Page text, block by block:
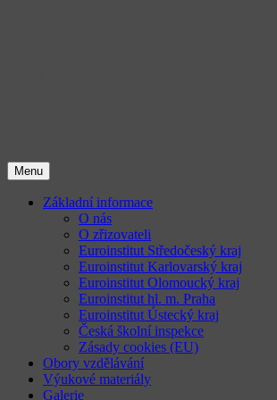
Menu
Základní informace
O nás
O zřizovateli
Euroinstitut Středočeský kraj
Euroinstitut Karlovarský kraj
Euroinstitut Olomoucký kraj
Euroinstitut hl. m. Praha
Euroinstitut Ústecký kraj
Česká školní inspekce
Zásady cookies (EU)
Obory vzdělávání
Výukové materiály
Galerie